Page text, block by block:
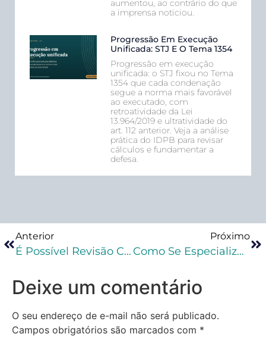
aumentou, ao contrário do que
a imprensa noticiou.
Progressão Em Execução
Unificada: STJ E O Tema 1354
Progressão em execução
unificada: o STJ fixou no Tema
1354 que cada condenação
segue a norma mais favorável
ao executado, com
retroatividade da Lei
13.964/2019 e ultratividade do
art. 112 anterior. Veja a análise
prática do IDPB para revisar
cálculos e fundamentar a
defesa.
Anterior
É Possível Revisão Criminal Contra Decisão Monocrática Que Restabeleceu Sentença Condenatória?
Próximo
Como Se Especializar Em Direito Penal?
Deixe um comentário
O seu endereço de e-mail não será publicado.
Campos obrigatórios são marcados com *